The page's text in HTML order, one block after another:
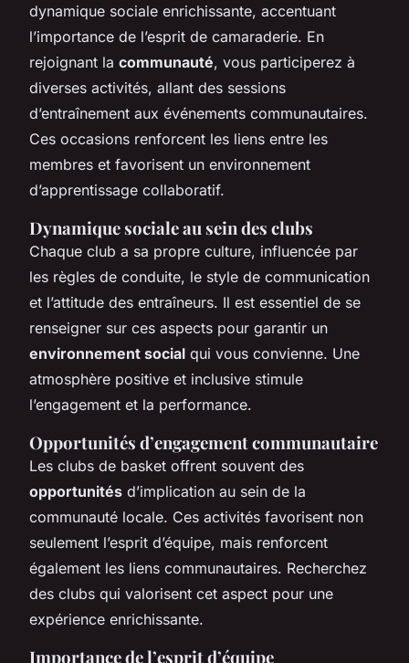
dynamique sociale enrichissante, accentuant
l’importance de l’esprit de camaraderie. En
rejoignant la communauté, vous participerez à
diverses activités, allant des sessions
d’entraînement aux événements communautaires.
Ces occasions renforcent les liens entre les
membres et favorisent un environnement
d’apprentissage collaboratif.
Dynamique sociale au sein des clubs
Chaque club a sa propre culture, influencée par
les règles de conduite, le style de communication
et l’attitude des entraîneurs. Il est essentiel de se
renseigner sur ces aspects pour garantir un
environnement social qui vous convienne. Une
atmosphère positive et inclusive stimule
l’engagement et la performance.
Opportunités d’engagement communautaire
Les clubs de basket offrent souvent des
opportunités d’implication au sein de la
communauté locale. Ces activités favorisent non
seulement l’esprit d’équipe, mais renforcent
également les liens communautaires. Recherchez
des clubs qui valorisent cet aspect pour une
expérience enrichissante.
Importance de l’esprit d’équipe